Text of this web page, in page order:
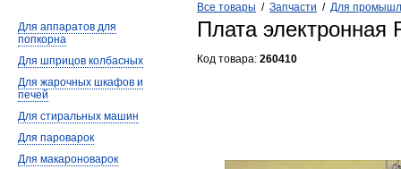
Все товары / Запчасти / Для
Плата электронная
Код товара: 260410
Для аппаратов для
попкорна
Для шприцов колбасных
Для жарочных шкафов и
печей
Для стиральных машин
Для пароварок
Для макароноварок